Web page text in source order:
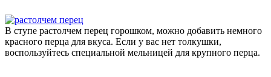
В ступе растолчем перец горошком, можно добавить немного
красного перца для вкуса. Если у вас нет толкушки,
воспользуйтесь специальной мельницей для крупного перца.